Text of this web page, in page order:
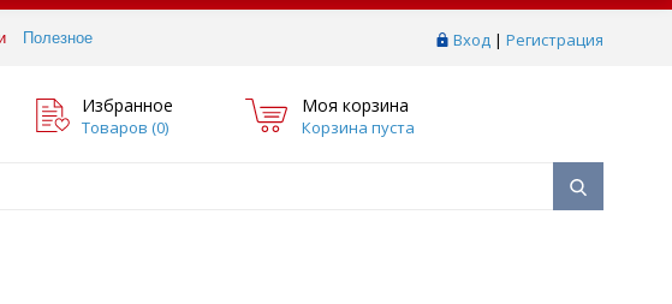
Вход | Регистрация
Полезное
Избранное
Товаров (0)
Моя корзина
Корзина пуста